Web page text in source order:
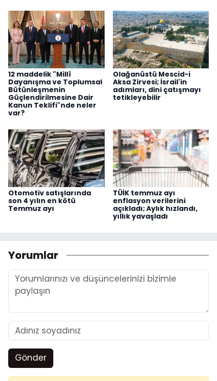
12 maddelik "Millî
Dayanışma ve Toplumsal
Bütünleşmenin
Güçlendirilmesine Dair
Kanun Teklifi"nde neler
var?
Olağanüstü Mescid-i
Aksa Zirvesi; İsrail'in
adımları, dini çatışmayı
tetikleyebilir
Otomotiv satışlarında
son 4 yılın en kötü
Temmuz ayı
TÜİK temmuz ayı
enflasyon verilerini
açıkladı; Aylık hızlandı,
yıllık yavaşladı
Yorumlar
Gönder